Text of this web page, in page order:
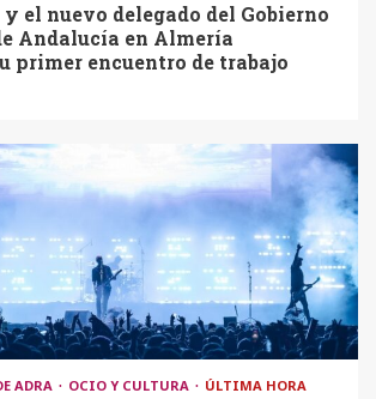
el nuevo delegado del Gobierno
Andalucía en Almería
primer encuentro de trabajo
ADRA OCIO Y CULTURA ÚLTIMA HORA